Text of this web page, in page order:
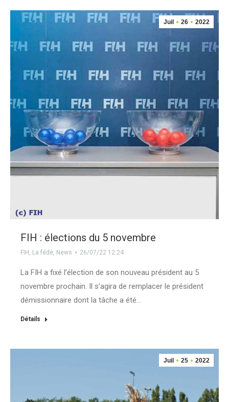
Juil 26 2022
FIH : élections du 5 novembre
FIH , La fédé, News 26/07/22 12:24
La FIH a fixé l’élection de son nouveau président au 5
novembre prochain. Il s’agira de remplacer le président
démissionnaire dont la tâche a été…
Détails
Juil 25 2022